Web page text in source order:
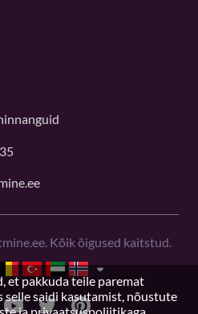
Kõik õigused kaitstud.
et pakkuda teile paremat
selle saidi kasutamist, nõustute